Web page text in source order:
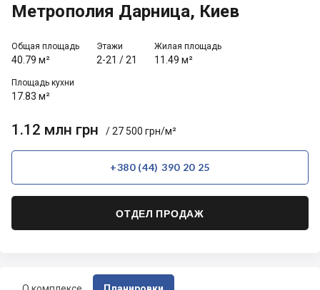
Метрополия Дарница, Киев
Общая площадь
40.79 м²
Этажи
2-21 /21
Жилая площадь
11.49 м²
Площадь кухни
17.83 м²
1.12 млн грн / 27 500 грн/м²
+380 (44) 390 20 25
ОТДЕЛ ПРОДАЖ